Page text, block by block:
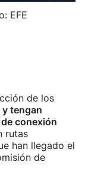
EFE
de los
tengan
conexión
rutas
han llegado el
de